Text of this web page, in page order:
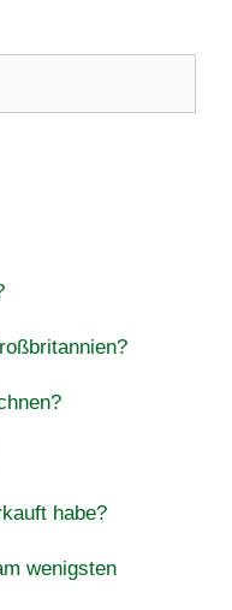
habe?
wenigsten